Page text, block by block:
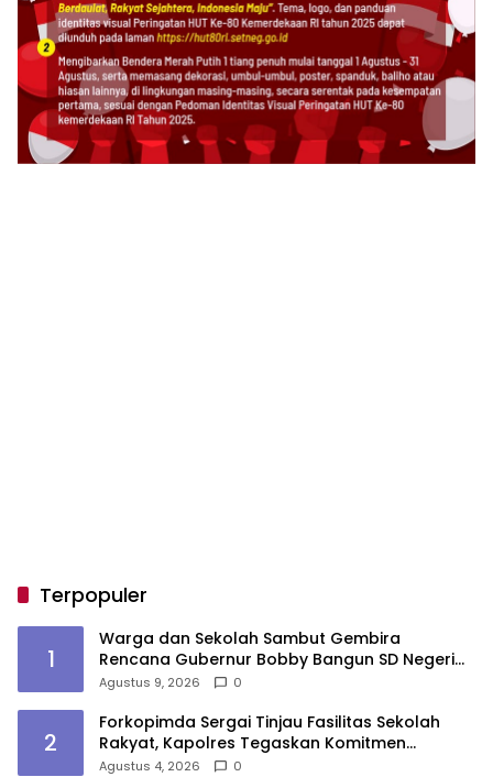
Terpopuler
1
Warga dan Sekolah Sambut Gembira
Rencana Gubernur Bobby Bangun SD Negeri
Lasara di Nias Utara
Agustus 9, 2026 0
2
Forkopimda Sergai Tinjau Fasilitas Sekolah
Rakyat, Kapolres Tegaskan Komitmen
Ciptakan Lingkungan Belajar Aman dan
Agustus 4, 2026 0